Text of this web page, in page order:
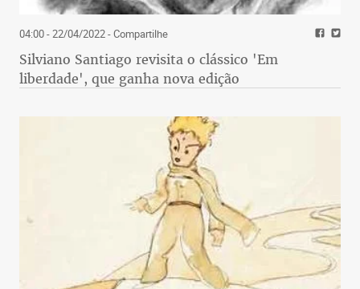
04:00 - 22/04/2022- Compartilhe
Silviano Santiago revisita o clássico 'Em
liberdade', que ganha nova edição